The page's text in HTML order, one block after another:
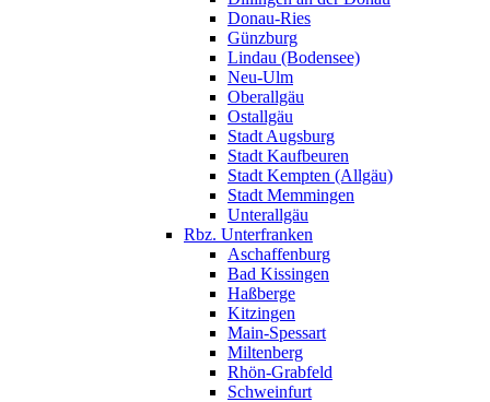
Donau-Ries
Günzburg
Lindau (Bodensee)
Neu-Ulm
Oberallgäu
Ostallgäu
Stadt Augsburg
Stadt Kaufbeuren
Stadt Kempten (Allgäu)
Stadt Memmingen
Unterallgäu
Rbz. Unterfranken
Aschaffenburg
Bad Kissingen
Haßberge
Kitzingen
Main-Spessart
Miltenberg
Rhön-Grabfeld
Schweinfurt